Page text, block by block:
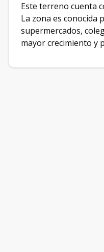
Este terreno cuenta
La zona es conocida
supermercados,
mayor crecimiento y